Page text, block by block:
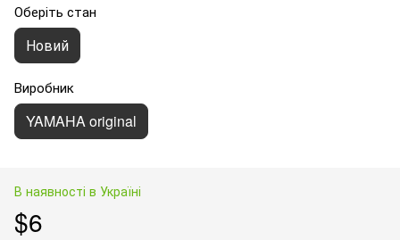
Оберіть стан
Новий
Виробник
YAMAHA original
В наявності в Україні
$6